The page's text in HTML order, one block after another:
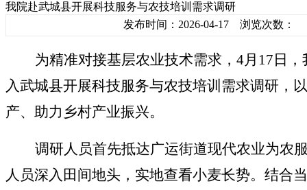
我院赴武城县开展科技服务与农技培训需求调研
发布时间：2026-04-17 浏览次数：
为精准对接基层农业技术需求， 4月17日
入武城县开展科技服务与农技培训需求调研，
产、助力乡村产业振兴。
调研人员首先抵达广运街道现代农业为农
人员深入田间地头，实地查看小麦长势。结合